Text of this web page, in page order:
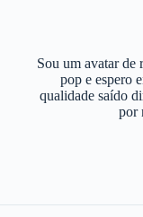
Sou um avatar de
pop e espero
qualidade saído
por